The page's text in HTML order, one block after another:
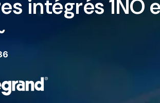
intégrés 1NO